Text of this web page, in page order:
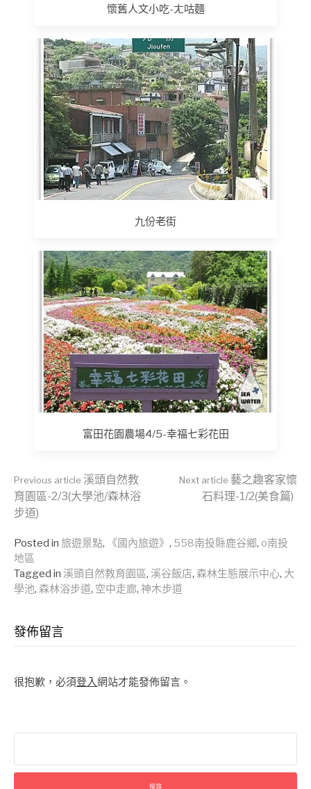
懷舊人文小吃-ㄤ咕麵
九份老街
富田花園農場4/5-幸福七彩花田
Continue
Reading
Previous article 溪頭自然教
育園區-2/3(大學池/森林浴
步道)
Next article 藝之趣客家懷
石料理-1/2(美食篇)
Posted in 旅遊景點, 《國內旅遊》 , 558南投縣鹿谷鄉, o南投
地區
Tagged in 溪頭自然教育園區, 溪谷飯店, 森林生態展示中心, 大
學池, 森林浴步道, 空中走廊, 神木步道
發佈留言
很抱歉，必須登入網站才能發佈留言。
關